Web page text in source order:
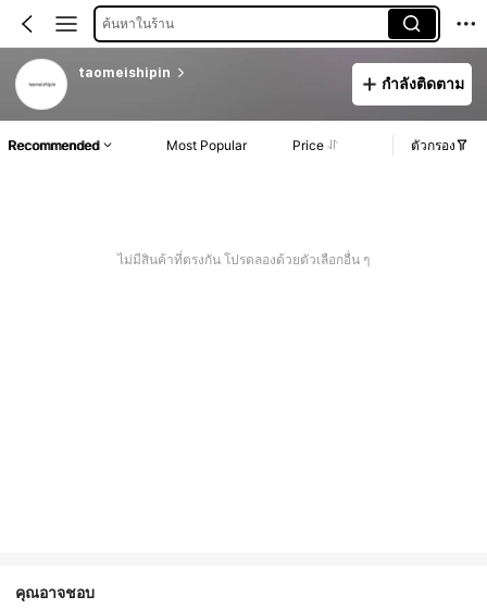
ค้นหาในร้าน
taomeishipin
กำลังติดตาม
Recommended Most Popular Price ตัวกรอง
ไม่มีสินค้าที่ตรงกัน โปรดลองด้วยตัวเลือกอื่น ๆ
คุณอาจชอบ